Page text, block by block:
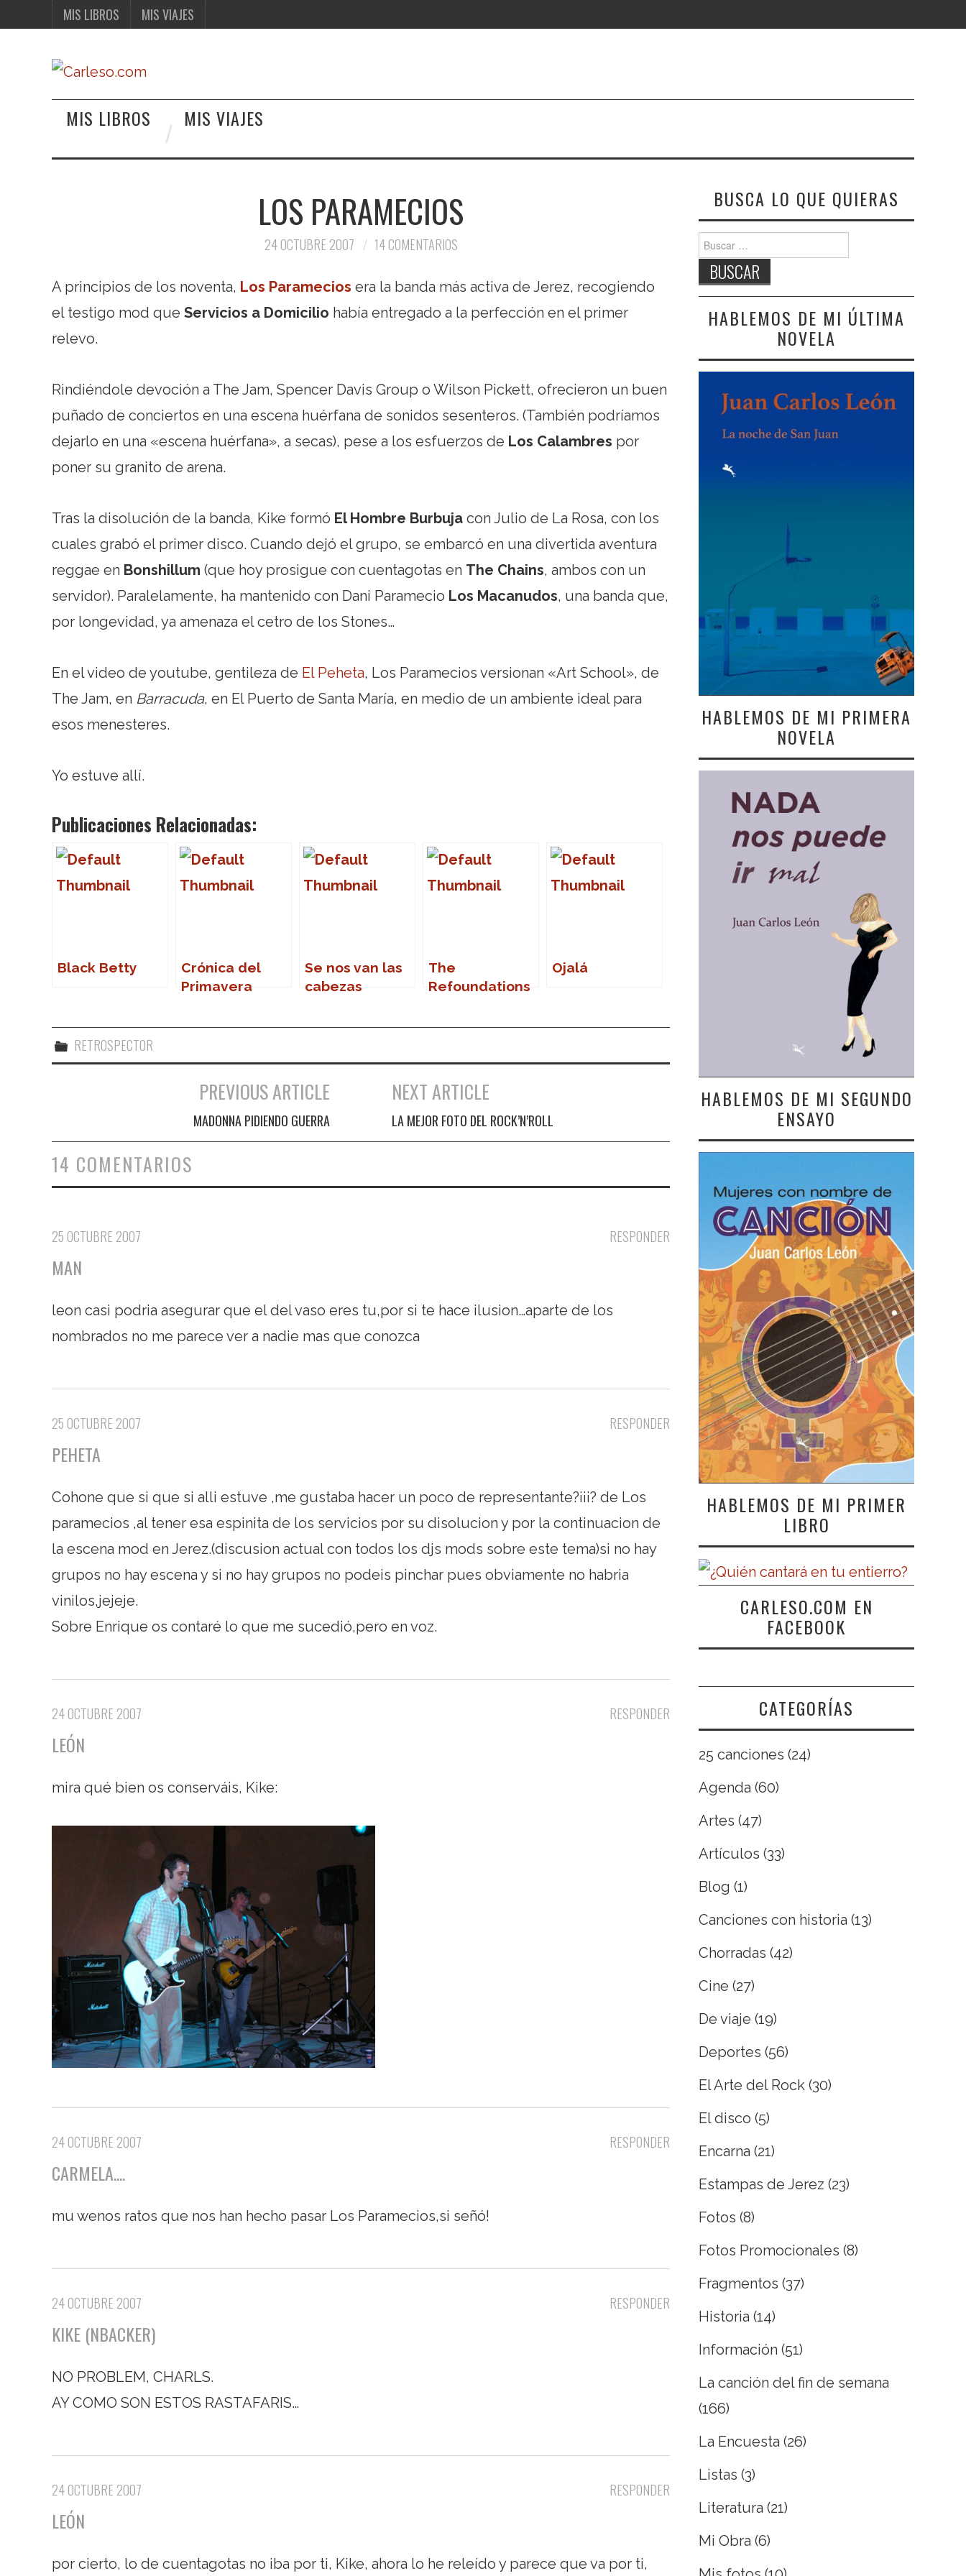
MIS LIBROS MIS VIAJES
MIS LIBROS MIS VIAJES
LOS PARAMECIOS
24 OCTUBRE 2007 14 COMENTARIOS
A principios de los noventa, Los Paramecios era la banda más activa de Jerez, recogiendo
el testigo mod que Servicios a Domicilio había entregado a la perfección en el primer
relevo.
Rindiéndole devoción a The Jam, Spencer Davis Group o Wilson Pickett, ofrecieron un buen
puñado de conciertos en una escena huérfana de sonidos sesenteros. (También podríamos
dejarlo en una «escena huérfana», a secas), pese a los esfuerzos de Los Calambres por
poner su granito de arena.
Tras la disolución de la banda, Kike formó El Hombre Burbuja con Julio de La Rosa, con los
cuales grabó el primer disco. Cuando dejó el grupo, se embarcó en una divertida aventura
reggae en Bonshillum (que hoy prosigue con cuentagotas en The Chains, ambos con un
servidor). Paralelamente, ha mantenido con Dani Paramecio Los Macanudos, una banda que,
por longevidad, ya amenaza el cetro de los Stones…
En el video de youtube, gentileza de El Peheta, Los Paramecios versionan «Art School», de
The Jam, en Barracuda, en El Puerto de Santa María, en medio de un ambiente ideal para
esos menesteres.
Yo estuve allí.
Publicaciones Relacionadas:
Black Betty
Crónica del
Primavera
Se nos van las
cabezas
The
Refoundations
Ojalá
RETROSPECTOR
Navegación de entradas
PREVIOUS ARTICLE
MADONNA PIDIENDO GUERRA
NEXT ARTICLE
LA MEJOR FOTO DEL ROCK’N’ROLL
14 COMENTARIOS
RESPONDER
25 OCTUBRE 2007
MAN
leon casi podria asegurar que el del vaso eres tu,por si te hace ilusion…aparte de los
nombrados no me parece ver a nadie mas que conozca
RESPONDER
25 OCTUBRE 2007
PEHETA
Cohone que si que si alli estuve ,me gustaba hacer un poco de representante?¡¡¡? de Los
paramecios ,al tener esa espinita de los servicios por su disolucion y por la continuacion de
la escena mod en Jerez.(discusion actual con todos los djs mods sobre este tema)si no hay
grupos no hay escena y si no hay grupos no podeis pinchar pues obviamente no habria
vinilos,jejeje.
Sobre Enrique os contaré lo que me sucedió,pero en voz.
RESPONDER
24 OCTUBRE 2007
LEÓN
mira qué bien os conserváis, Kike:
RESPONDER
24 OCTUBRE 2007
CARMELA....
mu wenos ratos que nos han hecho pasar Los Paramecios,si señó!
RESPONDER
24 OCTUBRE 2007
KIKE (NBACKER)
NO PROBLEM, CHARLS.
AY COMO SON ESTOS RASTAFARIS…
RESPONDER
24 OCTUBRE 2007
LEÓN
por cierto, lo de cuentagotas no iba por ti, Kike, ahora lo he releído y parece que va por ti,
BUSCA LO QUE QUIERAS
Buscar:
HABLEMOS DE MI ÚLTIMA
NOVELA
HABLEMOS DE MI PRIMERA
NOVELA
HABLEMOS DE MI SEGUNDO
ENSAYO
HABLEMOS DE MI PRIMER
LIBRO
CARLESO.COM EN
FACEBOOK
CATEGORÍAS
25 canciones (24)
Agenda (60)
Artes (47)
Artículos (33)
Blog (1)
Canciones con historia (13)
Chorradas (42)
Cine (27)
De viaje (19)
Deportes (56)
El Arte del Rock (30)
El disco (5)
Encarna (21)
Estampas de Jerez (23)
Fotos (8)
Fotos Promocionales (8)
Fragmentos (37)
Historia (14)
Información (51)
La canción del fin de semana
(166)
La Encuesta (26)
Listas (3)
Literatura (21)
Mi Obra (6)